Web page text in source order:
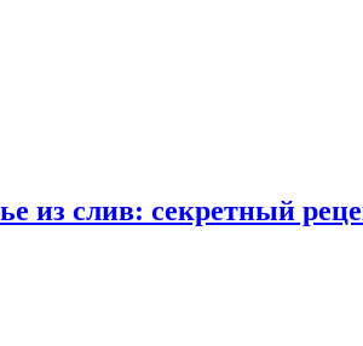
из слив: секретный